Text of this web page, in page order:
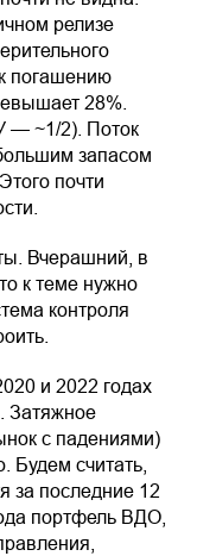
релизе
погашению
28%.
— ~1/2). Поток
запасом
почти
Вчерашний, в
к теме нужно
контроля
и 2022 годах
Затяжное
с падениями)
Будем считать,
за последние 12
портфель ВДО,